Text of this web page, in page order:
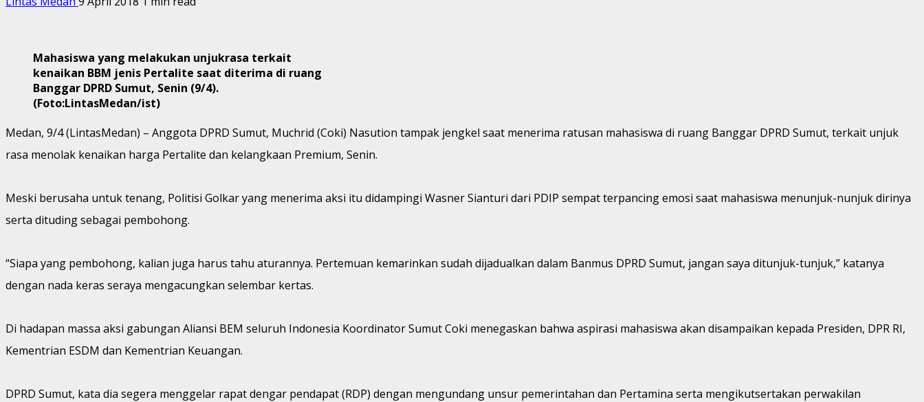
Mahasiswa yang melakukan unjukrasa terkait
kenaikan BBM jenis Pertalite saat diterima di ruang
Banggar DPRD Sumut, Senin (9/4).
(Foto:LintasMedan/ist)
Medan, 9/4 (LintasMedan) – Anggota DPRD Sumut, Muchrid (Coki) Nasution tampak jengkel saat menerima ratusan mahasiswa di ruang Banggar DPRD Sumut, terkait unjuk
rasa menolak kenaikan harga Pertalite dan kelangkaan Premium, Senin.
Meski berusaha untuk tenang, Politisi Golkar yang menerima aksi itu didampingi Wasner Sianturi dari PDIP sempat terpancing emosi saat mahasiswa menunjuk-nunjuk dirinya
serta dituding sebagai pembohong.
“Siapa yang pembohong, kalian juga harus tahu aturannya. Pertemuan kemarinkan sudah dijadualkan dalam Banmus DPRD Sumut, jangan saya ditunjuk-tunjuk,” katanya
dengan nada keras seraya mengacungkan selembar kertas.
Di hadapan massa aksi gabungan Aliansi BEM seluruh Indonesia Koordinator Sumut Coki menegaskan bahwa aspirasi mahasiswa akan disampaikan kepada Presiden, DPR RI,
Kementrian ESDM dan Kementrian Keuangan.
DPRD Sumut, kata dia segera menggelar rapat dengar pendapat (RDP) dengan mengundang unsur pemerintahan dan Pertamina serta mengikutsertakan perwakilan